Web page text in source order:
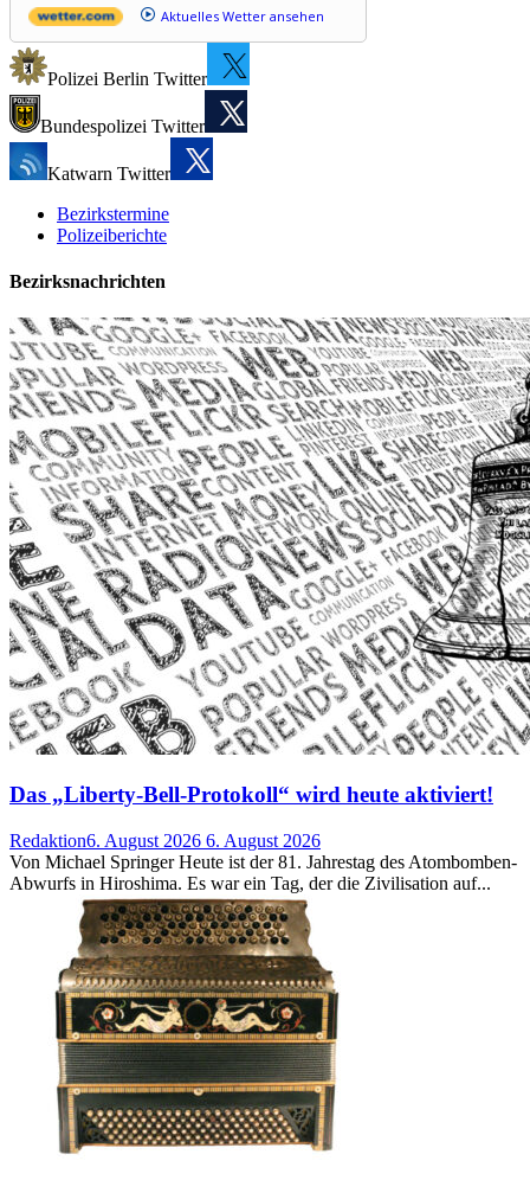
Aktuelles Wetter ansehen
Polizei Berlin Twitter
Bundespolizei Twitter
Katwarn Twitter
Bezirkstermine
Polizeiberichte
Bezirksnachrichten
Das „Liberty-Bell-Protokoll“ wird heute aktiviert!
Redaktion6. August 2026 6. August 2026
Von Michael Springer Heute ist der 81. Jahrestag des Atombomben-
Abwurfs in Hiroshima. Es war ein Tag, der die Zivilisation auf...